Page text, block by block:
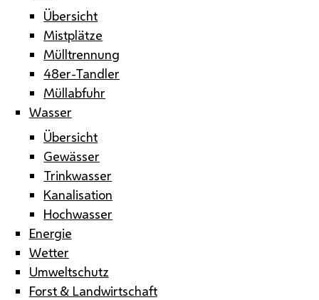
Übersicht
Mistplätze
Mülltrennung
48er-Tandler
Müllabfuhr
Wasser
Übersicht
Gewässer
Trinkwasser
Kanalisation
Hochwasser
Energie
Wetter
Umweltschutz
Forst & Landwirtschaft